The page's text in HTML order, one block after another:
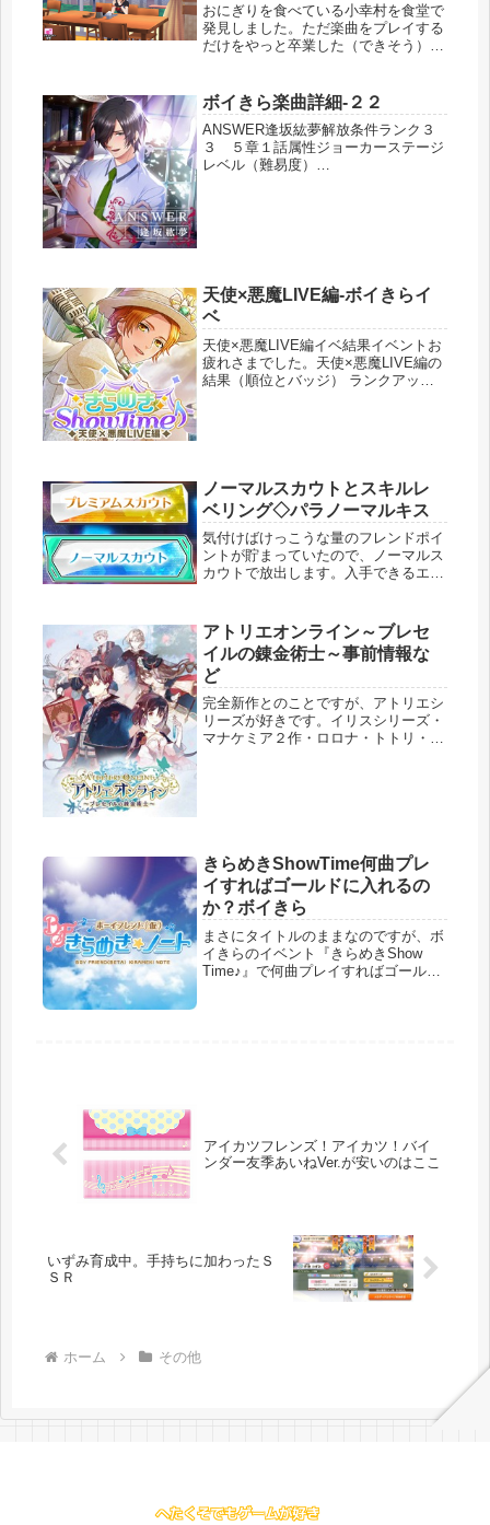
おにぎりを食べている小幸村を食堂で
発見しました。ただ楽曲をプレイする
だけをやっと卒業した（できそう）な
今までのランキングの最高記録はこれ
です。これ以上は無理だと思います。
点...
ボイきら楽曲詳細-２２
ANSWER逢坂紘夢解放条件ランク３
３ ５章１話属性ジョーカーステージ
レベル（難易度）
天使×悪魔LIVE編-ボイきらイ
ベ
天使×悪魔LIVE編イベ結果イベントお
疲れさまでした。天使×悪魔LIVE編の
結果（順位とバッジ） ランクアップ
ノーマルスカウトとスキルレ
ベリング◇パラノーマルキス
気付けばけっこうな量のフレンドポイ
ントが貯まっていたので、ノーマルス
カウトで放出します。入手できるエー
みたい以外はスキルレベルアップに役
立ってもらうことになると思います。
そ...
アトリエオンライン～ブレセ
イルの錬金術士～事前情報な
ど
完全新作とのことですが、アトリエシ
リーズが好きです。イリスシリーズ・
マナケミア２作・ロロナ・トトリ・メ
きらめきShowTime何曲プレ
イすればゴールドに入れるの
か？ボイきら
まさにタイトルのままなのですが、ボ
イきらのイベント『きらめきShow
Time♪』で何曲プレイすればゴールド
アイカツフレンズ！アイカツ！バイ
ンダー友季あいねVer.が安いのはここ
いずみ育成中。手持ちに加わったＳ
ＳＲ
ホーム その他